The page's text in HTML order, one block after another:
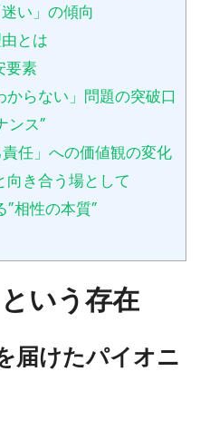
い」の傾向
とは
要素
からない」問題の突破口
ンス”
任」への価値観の変化
き合う場として
相性の本質”
いう存在
届けたパイオニ